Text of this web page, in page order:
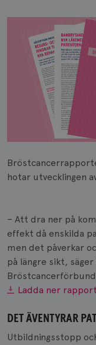
hotar utvecklingen
– Att dra ner på
effekt då enskilda
men det påverkar
på längre sikt,
Ladda ner
DET ÄVENTYRAR
Utbildningsstopp